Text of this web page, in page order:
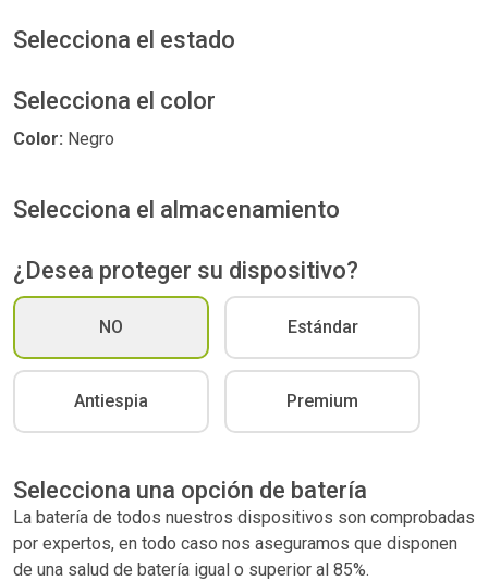
Selecciona el estado
Selecciona el color
Color: Negro
Selecciona el almacenamiento
¿Desea proteger su dispositivo?
NO Estándar
Antiespia Premium
Selecciona una opción de batería
La batería de todos nuestros dispositivos son comprobadas
por expertos, en todo caso nos aseguramos que disponen
de una salud de batería igual o superior al 85%.